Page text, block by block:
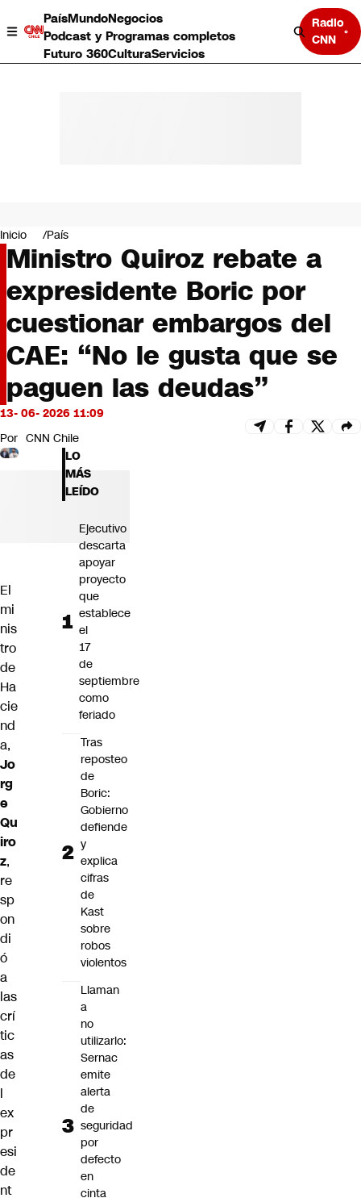
PaísMundoNegocios
Podcast y Programas completos
Futuro 360CulturaServicios
Radio
CNN
Negocios
Deportes
Programas completos
Cultura
Servicios
Bits
CNN tiempo
Opinión
Inicio País
Ministro Quiroz rebate a
expresidente Boric por
cuestionar embargos del
CAE: “No le gusta que se
paguen las deudas”
13- 06- 2026 11:09
Por CNN Chile
El
mi
nis
tro
de
Ha
cie
nd
a,
Jo
rg
e
Qu
iro
z,
re
sp
on
di
ó
a
las
crí
tic
as
de
l
ex
pr
esi
de
nt
LO
MÁS
LEÍDO
Ejecutivo
descarta
apoyar
proyecto
que
establece
el
17
de
septiembre
como
feriado
Tras
reposteo
de
Boric:
Gobierno
defiende
y
explica
cifras
de
Kast
sobre
robos
violentos
Llaman
a
no
utilizarlo:
Sernac
emite
alerta
de
seguridad
por
defecto
en
cinta